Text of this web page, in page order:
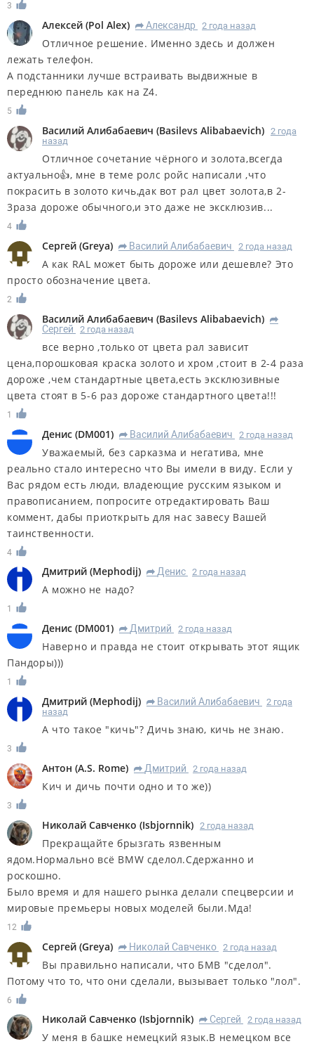
3
Алексей (Pol Alex) R Александр 2 года назад
Отличное решение. Именно здесь и должен
лежать телефон.
А подстанники лучше встраивать выдвижные в
переднюю панель как на Z4.
5
Василий Алибабаевич (Basilevs Alibabaevich) 2 года
назад
Отличное сочетание чёрного и золота,всегда
актуально👍, мне в теме ролс ройс написали ,что
покрасить в золото кичь,дак вот рал цвет золота,в 2-
3раза дороже обычного,и это даже не эксклюзив...
4
Сергей (Greya) R Василий Алибабаевич 2 года назад
А как RAL может быть дороже или дешевле? Это
просто обозначение цвета.
2
Василий Алибабаевич (Basilevs Alibabaevich) R
Сергей 2 года назад
все верно ,только от цвета рал зависит
цена,порошковая краска золото и хром ,стоит в 2-4 раза
дороже ,чем стандартные цвета,есть эксклюзивные
цвета стоят в 5-6 раз дороже стандартного цвета!!!
1
Денис (DM001) R Василий Алибабаевич 2 года назад
Уважаемый, без сарказма и негатива, мне
реально стало интересно что Вы имели в виду. Если у
Вас рядом есть люди, владеющие русским языком и
правописанием, попросите отредактировать Ваш
коммент, дабы приоткрыть для нас завесу Вашей
таинственности.
4
Дмитрий (Mephodij) R Денис 2 года назад
А можно не надо?
1
Денис (DM001) R Дмитрий 2 года назад
Наверно и правда не стоит открывать этот ящик
Пандоры)))
1
Дмитрий (Mephodij) R Василий Алибабаевич
2 года
назад
А что такое "кичь"? Дичь знаю, кичь не знаю.
3
Антон (A.S. Rome) R Дмитрий 2 года назад
Кич и дичь почти одно и то же))
3
Николай Савченко (Isbjornnik) 2 года назад
Прекращайте брызгать язвенным
ядом.Нормально всё BMW сделол.Сдержанно и
роскошно.
Было время и для нашего рынка делали спецверсии и
мировые премьеры новых моделей были.Мда!
12
Сергей (Greya) R Николай Савченко 2 года назад
Вы правильно написали, что БМВ "сделол".
Потому что то, что они сделали, вызывает только "лол".
6
Николай Савченко (Isbjornnik) R Сергей 2 года назад
У меня в башке немецкий язык.В немецком все